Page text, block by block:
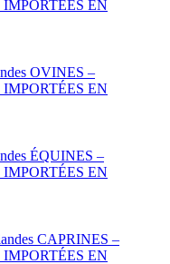
EN
OVINES –
EN
ÉQUINES –
EN
CAPRINES –
EN